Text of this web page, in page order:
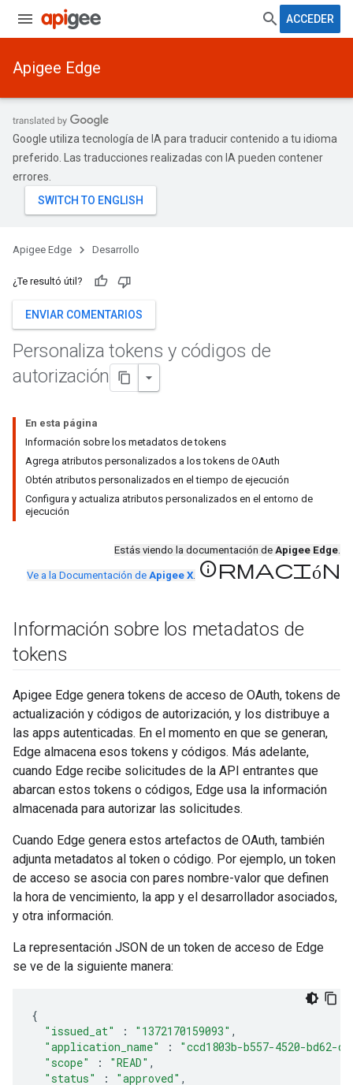
ACCEDER
Apigee Edge
Google utiliza tecnología de IA para traducir contenido a tu idioma
preferido. Las traducciones realizadas con IA pueden contener
errores.
Apigee Edge Desarrollo
¿Te resultó útil?
ENVIAR COMENTARIOS
Personaliza tokens y códigos de
autorización
En esta página
Información sobre los metadatos de tokens
Agrega atributos personalizados a los tokens de OAuth
Obtén atributos personalizados en el tiempo de ejecución
Configura y actualiza atributos personalizados en el entorno de
ejecución
Estás viendo la documentación de Apigee Edge.
Ve a la Documentación de Apigee X. información
Información sobre los metadatos de
tokens
Apigee Edge genera tokens de acceso de OAuth, tokens de
actualización y códigos de autorización, y los distribuye a
las apps autenticadas. En el momento en que se generan,
Edge almacena esos tokens y códigos. Más adelante,
cuando Edge recibe solicitudes de la API entrantes que
abarcan estos tokens o códigos, Edge usa la información
almacenada para autorizar las solicitudes.
Cuando Edge genera estos artefactos de OAuth, también
adjunta metadatos al token o código. Por ejemplo, un token
de acceso se asocia con pares nombre-valor que definen
la hora de vencimiento, la app y el desarrollador asociados,
y otra información.
La representación JSON de un token de acceso de Edge
se ve de la siguiente manera:
{
"issued_at"
: "1372170159093" ,
"application_name"
:
"ccd1803b-b557-4520-bd62-
"scope"
: "READ" ,
"status"
: "approved" ,